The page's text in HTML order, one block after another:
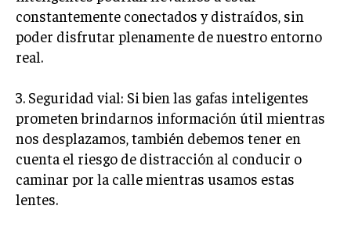
constantemente conectados y distraídos, sin
poder disfrutar plenamente de nuestro entorno
real.
3. Seguridad vial: Si bien las gafas inteligentes
prometen brindarnos información útil mientras
nos desplazamos, también debemos tener en
cuenta el riesgo de distracción al conducir o
caminar por la calle mientras usamos estas
lentes.